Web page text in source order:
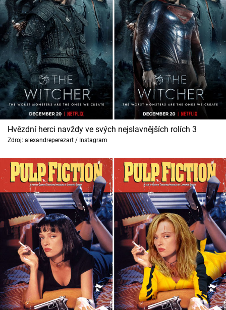
Hvězdní herci navždy ve svých nejslavnějších rolích 3
Zdroj: alexandreperezart / Instagram